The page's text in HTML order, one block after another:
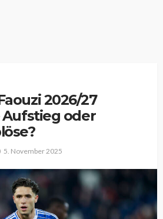
2026/27
Aufstieg oder
5. November 2025